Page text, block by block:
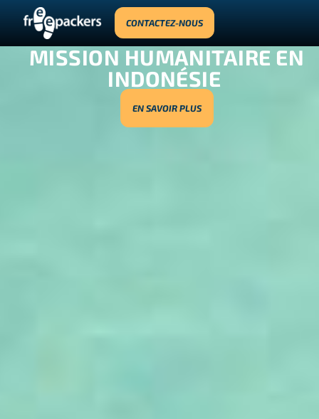
CONTACTEZ-NOUS
MISSION HUMANITAIRE EN
INDONÉSIE
EN SAVOIR PLUS